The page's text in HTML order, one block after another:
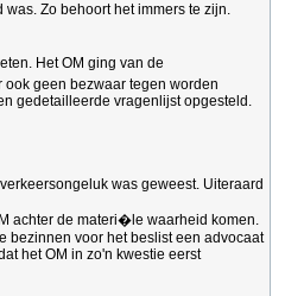
Zo behoort het immers te zijn.
Het OM ging van de
ook geen bezwaar tegen worden
gedetailleerde vragenlijst opgesteld.
was geweest. Uiteraard
achter de materi�le waarheid komen.
bezinnen voor het beslist een advocaat
het OM in zo'n kwestie eerst